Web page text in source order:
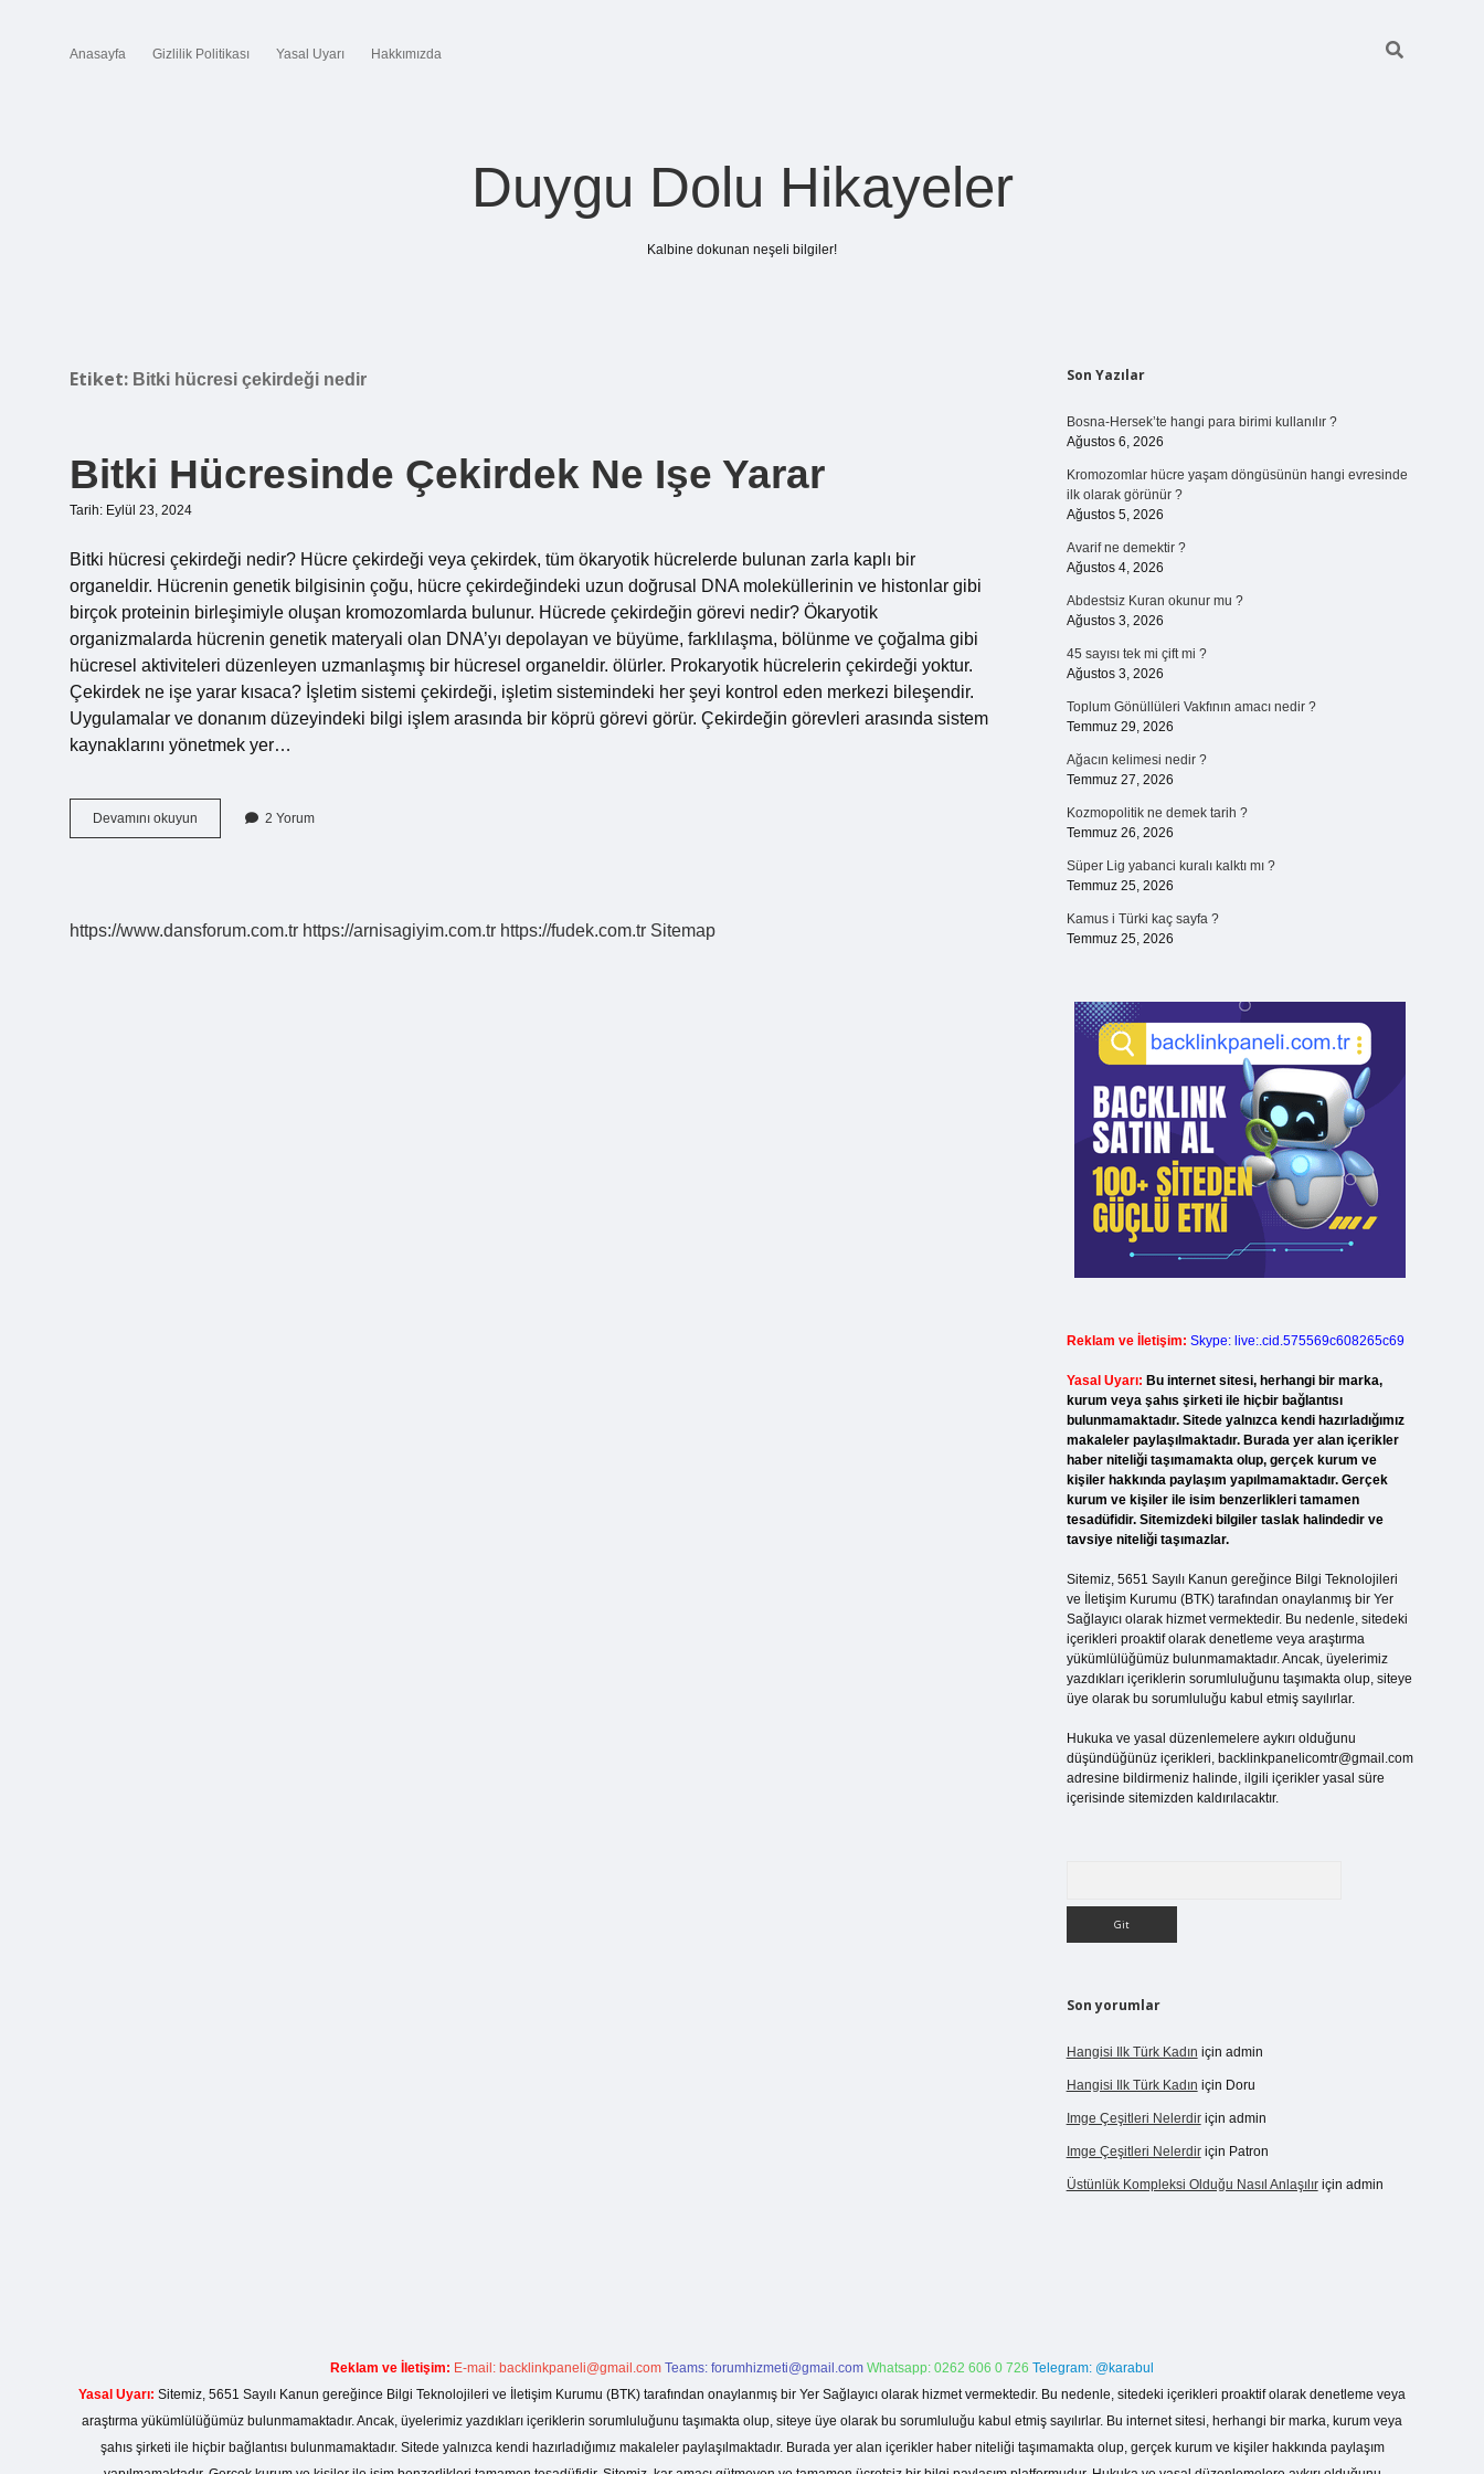
Anasayfa Gizlilik Politikası Yasal Uyarı Hakkımızda
Duygu Dolu Hikayeler
Kalbine dokunan neşeli bilgiler!
Etiket: Bitki hücresi çekirdeği nedir
Bitki Hücresinde Çekirdek Ne Işe Yarar
Tarih: Eylül 23, 2024
Bitki hücresi çekirdeği nedir? Hücre çekirdeği veya çekirdek, tüm ökaryotik hücrelerde bulunan zarla kaplı bir
organeldir. Hücrenin genetik bilgisinin çoğu, hücre çekirdeğindeki uzun doğrusal DNA moleküllerinin ve histonlar gibi
birçok proteinin birleşimiyle oluşan kromozomlarda bulunur. Hücrede çekirdeğin görevi nedir? Ökaryotik
organizmalarda hücrenin genetik materyali olan DNA’yı depolayan ve büyüme, farklılaşma, bölünme ve çoğalma gibi
hücresel aktiviteleri düzenleyen uzmanlaşmış bir hücresel organeldir. ölürler. Prokaryotik hücrelerin çekirdeği yoktur.
Çekirdek ne işe yarar kısaca? İşletim sistemi çekirdeği, işletim sistemindeki her şeyi kontrol eden merkezi bileşendir.
Uygulamalar ve donanım düzeyindeki bilgi işlem arasında bir köprü görevi görür. Çekirdeğin görevleri arasında sistem
kaynaklarını yönetmek yer…
Devamını okuyun
Hücresinde
2 Yorum
https://www.dansforum.com.tr https://arnisagiyim.com.tr https://fudek.com.tr Sitemap
Sidebar
Son Yazılar
Bosna-Hersek’te hangi para birimi kullanılır ?
Ağustos 6, 2026
Kromozomlar hücre yaşam döngüsünün hangi evresinde
ilk olarak görünür ?
Ağustos 5, 2026
Avarif ne demektir ?
Ağustos 4, 2026
Abdestsiz Kuran okunur mu ?
Ağustos 3, 2026
45 sayısı tek mi çift mi ?
Ağustos 3, 2026
Toplum Gönüllüleri Vakfının amacı nedir ?
Temmuz 29, 2026
Ağacın kelimesi nedir ?
Temmuz 27, 2026
Kozmopolitik ne demek tarih ?
Temmuz 26, 2026
Süper Lig yabanci kuralı kalktı mı ?
Temmuz 25, 2026
Kamus i Türki kaç sayfa ?
Temmuz 25, 2026
Reklam ve İletişim: Skype: live:.cid.575569c608265c69
Yasal Uyarı: Bu internet sitesi, herhangi bir marka,
kurum veya şahıs şirketi ile hiçbir bağlantısı
bulunmamaktadır. Sitede yalnızca kendi hazırladığımız
makaleler paylaşılmaktadır. Burada yer alan içerikler
haber niteliği taşımamakta olup, gerçek kurum ve
kişiler hakkında paylaşım yapılmamaktadır. Gerçek
kurum ve kişiler ile isim benzerlikleri tamamen
tesadüfidir. Sitemizdeki bilgiler taslak halindedir ve
tavsiye niteliği taşımazlar.
Sitemiz, 5651 Sayılı Kanun gereğince Bilgi Teknolojileri
ve İletişim Kurumu (BTK) tarafından onaylanmış bir Yer
Sağlayıcı olarak hizmet vermektedir. Bu nedenle, sitedeki
içerikleri proaktif olarak denetleme veya araştırma
yükümlülüğümüz bulunmamaktadır. Ancak, üyelerimiz
yazdıkları içeriklerin sorumluluğunu taşımakta olup, siteye
üye olarak bu sorumluluğu kabul etmiş sayılırlar.
Hukuka ve yasal düzenlemelere aykırı olduğunu
düşündüğünüz içerikleri, backlinkpanelicomtr@gmail.com
adresine bildirmeniz halinde, ilgili içerikler yasal süre
içerisinde sitemizden kaldırılacaktır.
Son yorumlar
Hangisi Ilk Türk Kadın için admin
Hangisi Ilk Türk Kadın için Doru
Imge Çeşitleri Nelerdiriçin admin
Imge Çeşitleri Nelerdiriçin Patron
Üstünlük Kompleksi Olduğu Nasıl Anlaşılıriçin admin
ilbet giriş
Reklam ve İletişim: E-mail: backlinkpaneli@gmail.com Teams: forumhizmeti@gmail.com Whatsapp: 0262 606 0 726 Telegram: @karabul
Yasal Uyarı: Sitemiz, 5651 Sayılı Kanun gereğince Bilgi Teknolojileri ve İletişim Kurumu (BTK) tarafından onaylanmış bir Yer Sağlayıcı olarak hizmet vermektedir. Bu nedenle, sitedeki içerikleri proaktif olarak denetleme veya
araştırma yükümlülüğümüz bulunmamaktadır. Ancak, üyelerimiz yazdıkları içeriklerin sorumluluğunu taşımakta olup, siteye üye olarak bu sorumluluğu kabul etmiş sayılırlar. Bu internet sitesi, herhangi bir marka, kurum veya
şahıs şirketi ile hiçbir bağlantısı bulunmamaktadır. Sitede yalnızca kendi hazırladığımız makaleler paylaşılmaktadır. Burada yer alan içerikler haber niteliği taşımamakta olup, gerçek kurum ve kişiler hakkında paylaşım